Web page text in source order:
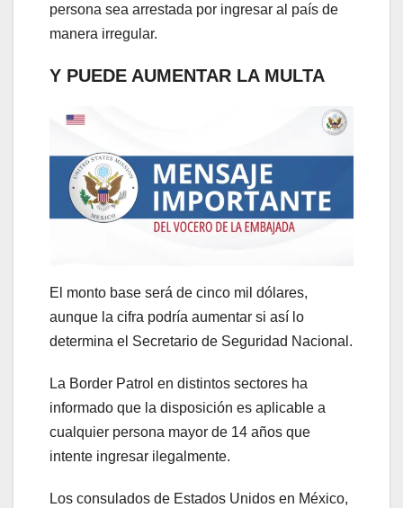
persona sea arrestada por ingresar al país de
manera irregular.
Y PUEDE AUMENTAR LA MULTA
El monto base será de cinco mil dólares,
aunque la cifra podría aumentar si así lo
determina el Secretario de Seguridad Nacional.
La Border Patrol en distintos sectores ha
informado que la disposición es aplicable a
cualquier persona mayor de 14 años que
intente ingresar ilegalmente.
Los consulados de Estados Unidos en México,